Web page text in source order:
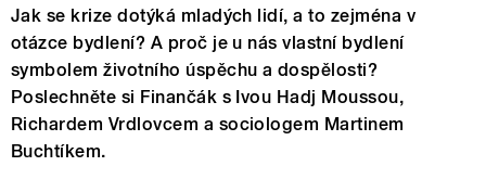
Jak se krize dotýká mladých lidí, a to zejména v
otázce bydlení? A proč je u nás vlastní bydlení
symbolem životního úspěchu a dospělosti?
Poslechněte si Finančák s Ivou Hadj Moussou,
Richardem Vrdlovcem a sociologem Martinem
Buchtíkem.